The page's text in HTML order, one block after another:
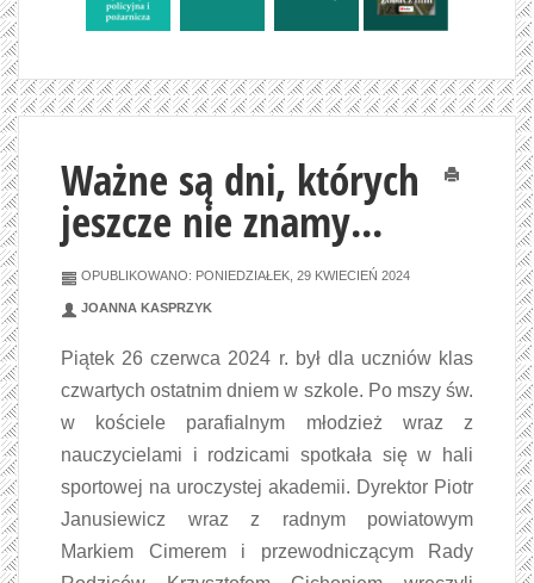
Ważne są dni, których
jeszcze nie znamy...
OPUBLIKOWANO: PONIEDZIAŁEK, 29 KWIECIEŃ 2024
JOANNA KASPRZYK
Piątek 26 czerwca 2024 r. był dla uczniów klas
czwartych ostatnim dniem w szkole. Po mszy św.
w kościele parafialnym młodzież wraz z
nauczycielami i rodzicami spotkała się w hali
sportowej na uroczystej akademii. Dyrektor Piotr
Janusiewicz wraz z radnym powiatowym
Markiem Cimerem i przewodniczącym Rady